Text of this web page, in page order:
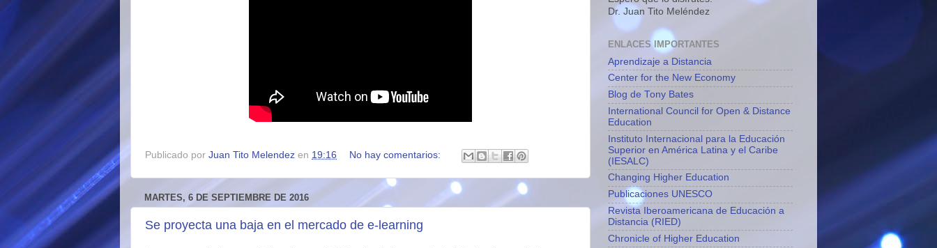
Publicado por Juan Tito Melendez en 19:16 No hay comentarios:
MARTES, 6 DE SEPTIEMBRE DE 2016
Se proyecta una baja en el mercado de e-learning
Dr. Juan Tito Meléndez
ENLACES IMPORTANTES
Aprendizaje a Distancia
Center for the New Economy
Blog de Tony Bates
International Council for Open & Distance
Education
Instituto Internacional para la Educación
Superior en América Latina y el Caribe
(IESALC)
Changing Higher Education
Publicaciones UNESCO
Revista Iberoamericana de Educación a
Distancia (RIED)
Chronicle of Higher Education